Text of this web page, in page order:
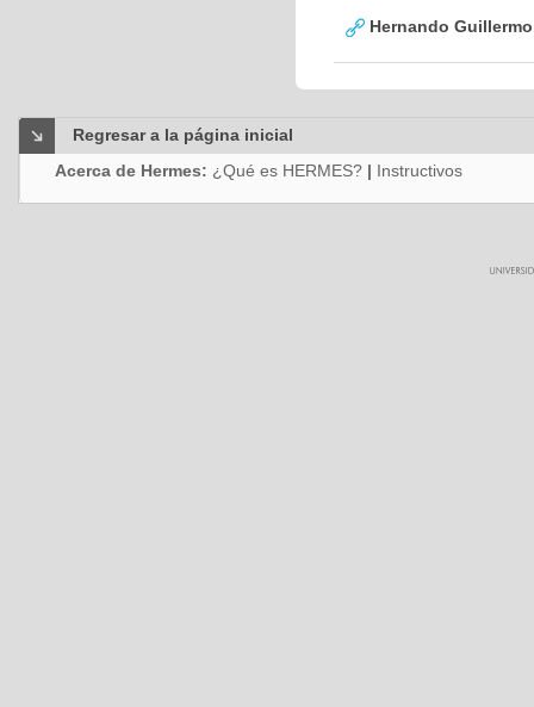
Hernando
Regresar a la página inicial
Acerca de Hermes: ¿Qué es HERMES? | Instructivos